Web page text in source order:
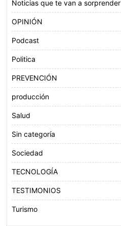
Noticias que te van a sorprender
OPINIÓN
Podcast
Politica
PREVENCIÓN
producción
Salud
Sin categoría
Sociedad
TECNOLOGÍA
TESTIMONIOS
Turismo